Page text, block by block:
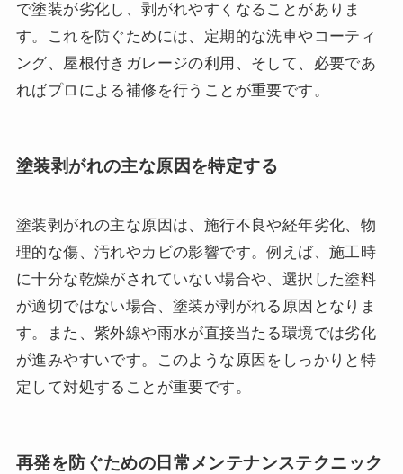
で塗装が劣化し、剥がれやすくなることがありま
す。これを防ぐためには、定期的な洗車やコーティ
ング、屋根付きガレージの利用、そして、必要であ
ればプロによる補修を行うことが重要です。
塗装剥がれの主な原因を特定する
塗装剥がれの主な原因は、施行不良や経年劣化、物
理的な傷、汚れやカビの影響です。例えば、施工時
に十分な乾燥がされていない場合や、選択した塗料
が適切ではない場合、塗装が剥がれる原因となりま
す。また、紫外線や雨水が直接当たる環境では劣化
が進みやすいです。このような原因をしっかりと特
定して対処することが重要です。
再発を防ぐための日常メンテナンステクニック